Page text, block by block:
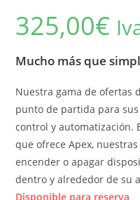
325,00€
Mucho más que
Nuestra gama de ofertas
punto de partida para
control y automatización.
que ofrece Apex,
encender o apagar
dentro y alrededor de su
Disponible para reserva